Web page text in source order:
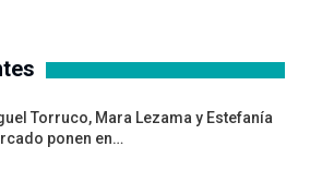
Torruco, Mara Lezama y Estefanía
ponen en…